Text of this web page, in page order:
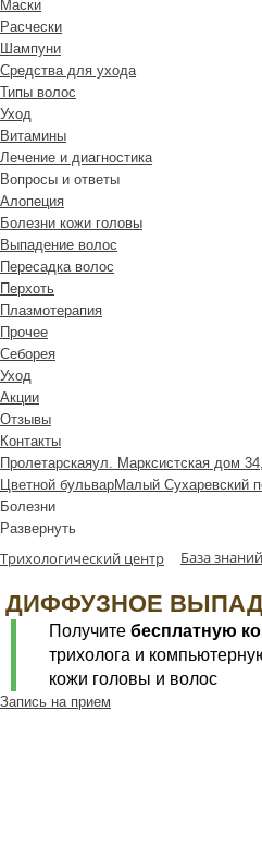
Маски
Расчески
Шампуни
Средства для ухода
Типы волос
Уход
Витамины
Лечение и диагностика
Вопросы и ответы
Алопеция
Болезни кожи головы
Выпадение волос
Пересадка волос
Перхоть
Плазмотерапия
Прочее
Себорея
Уход
Акции
Отзывы
Контакты
Пролетарскаяул. Марксистская дом
Цветной бульварМалый Сухаревский
Болезни
Развернуть
Трихологический центр База знаний
ДИФФУЗНОЕ
Получите бесплатную
трихолога и
кожи головы и волос
Запись на прием